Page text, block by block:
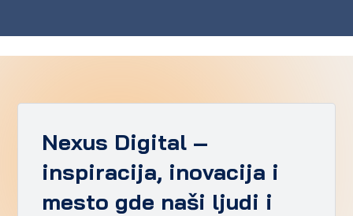
Nexus Digital –
inspiracija, inovacija i
mesto gde naši ljudi i